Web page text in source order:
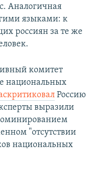
Аналогичная
языками: к
россиян за те же
комитет
национальных
Россию
выразили
"отсутствии
национальных